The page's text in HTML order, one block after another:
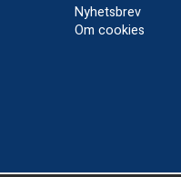
Nyhetsbrev
Om cookies